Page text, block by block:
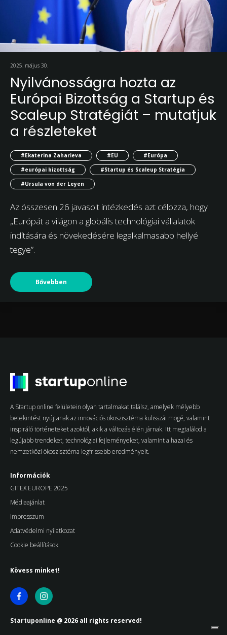
2025. május 30.
Nyilvánosságra hozta az
Európai Bizottság a Startup és
Scaleup Stratégiát – mutatjuk
a részleteket
#Ekaterina Zaharieva #EU
#Európa
#európai bizottság
#Startup és Scaleup Stratégia
#Ursula von der Leyen
Az összesen 26 javasolt intézkedés azt célozza, hogy
„Európát a világon a globális technológiai vállalatok
indítására és növekedésére legalkalmasabb hellyé
tegye”.
Bővebben
A Startup online felületein olyan tartalmakat találsz, amelyek mélyebb
betekintést nyújtanak az innovációs ökoszisztéma kulisszái mögé, valamint
inspiráló történeteket azoktól, akik a változás élén járnak. Itt megtalálod a
legújabb trendeket, technológiai fejleményeket, valamint a hazai és
nemzetközi ökoszisztéma legfrissebb eredményeit.
Információk
GITEX EUROPE 2025
Médiaajánlat
Impresszum
Adatvédelmi nyilatkozat
Cookie beállítások
Kövess minket!
Startuponline @ 2026 all rights reserved!